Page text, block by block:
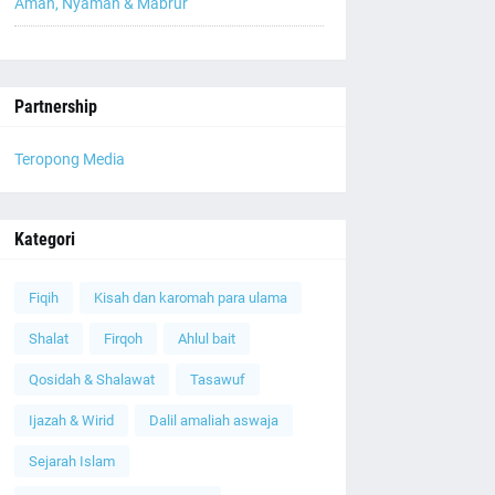
Partnership
Teropong Media
Kategori
Fiqih Kisah dan karomah para ulama
Shalat Firqoh Ahlul bait
Qosidah & Shalawat Tasawuf
Ijazah & Wirid Dalil amaliah aswaja
Sejarah Islam